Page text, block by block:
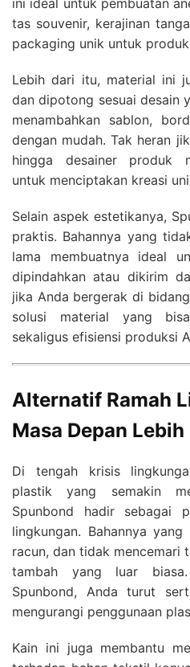
tas souvenir, kerajinan
packaging unik untuk
Lebih dari itu, material ini
dan dipotong sesuai desain
menambahkan sablon,
dengan mudah. Tak heran
hingga desainer produk
untuk menciptakan kreasi
Selain aspek estetikanya,
praktis. Bahannya yang
lama membuatnya ideal
dipindahkan atau dikirim
jika Anda bergerak di
solusi material yang
sekaligus efisiensi produksi
Alternatif Ramah
Masa Depan
Di tengah krisis
plastik yang semakin
Spunbond hadir sebagai
lingkungan. Bahannya
racun, dan tidak mencemari
tambah yang luar biasa.
Spunbond, Anda turut
mengurangi penggunaan
Kain ini juga membantu